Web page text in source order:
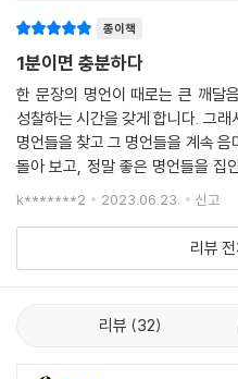
으르기 때문에 일을 쉽게 처리하는
--- p.194 「빌 게이츠」중에서
어릴 적 나에겐 원대한 꿈이 있었
바탕 되었기에 가능했다고 생각한다.
--- p.197 「빌 게이츠」중에서
모든 사업은 자꾸자꾸 젊어져야 한
당신은 지루하다고 불평하는 사람이
--- p.221 「제프 베조스」중에서
스토리텔링이 놀랍지 않다면 최고
라도 중요하지 않다. 아무도 알아봐
--- p.230 「제프 베조스」중에서
종이책
1분이면 충분하다
한 문장의 명언이 때로는 큰 깨달
성찰하는 시간을 갖게 합니다. 그래
명언들을 찾고 그 명언들을 계속 음
돌아 보고, 정말 좋은 명언들을 집
좋아하기에 이 책에 너무도 좋은
한 세계 경제를 좌지우지하는 8명
k*******2 2023.06.23. 신고
리뷰 전
리뷰 32